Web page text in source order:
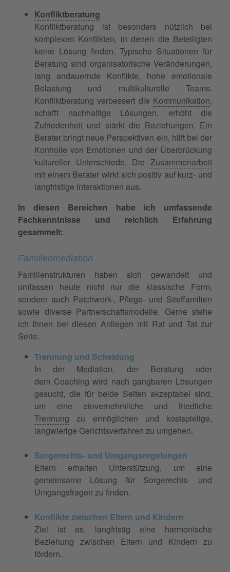
Konfliktberatung
Konfliktberatung ist besonders nützlich bei
komplexen Konflikten, in denen die Beteiligten
keine Lösung finden. Typische Situationen für
Beratung sind organisatorische Veränderungen,
lang andauernde Konflikte, hohe emotionale
Belastung und multikulturelle Teams.
Konfliktberatung verbessert die Kommunikation,
schafft nachhaltige Lösungen, erhöht die
Zufriedenheit und stärkt die Beziehungen. Ein
Berater bringt neue Perspektiven ein, hilft bei der
Kontrolle von Emotionen und der Überbrückung
kultureller Unterschiede. Die Zusammenarbeit
mit einem Berater wirkt sich positiv auf kurz- und
langfristige Interaktionen aus.
In diesen Bereichen habe ich umfassende
Fachkenntnisse und reichlich Erfahrung
gesammelt:
Familienmediation
Familienstrukturen haben sich gewandelt und
umfassen heute nicht nur die klassische Form,
sondern auch Patchwork-, Pflege- und Stieffamilien
sowie diverse Partnerschaftsmodelle. Gerne stehe
ich Ihnen bei diesen Anliegen mit Rat und Tat zur
Seite:
Trennung und Scheidung
In der Mediation, der Beratung oder
dem Coaching wird nach gangbaren Lösungen
gesucht, die für beide Seiten akzeptabel sind,
um eine einvernehmliche und friedliche
Trennung zu ermöglichen und kostspielige,
langwierige Gerichtsverfahren zu umgehen.
Sorgerechts- und Umgangsregelungen
Eltern erhalten Unterstützung, um eine
gemeinsame Lösung für Sorgerechts- und
Umgangsfragen zu finden.
Konflikte zwischen Eltern und Kindern
Ziel ist es, langfristig eine harmonische
Beziehung zwischen Eltern und Kindern zu
fördern.